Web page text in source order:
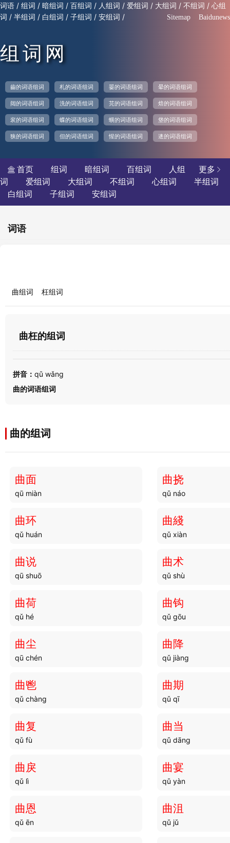
词语 / 组词 / 暗组词 / 百组词 / 人组词 / 爱组词 / 大组词 / 不组词 / 心组
词 / 半组词 / 白组词 / 子组词 / 安组词 / Sitemap Baidunews
组词网
齒的词语组词 札的词语组词 翣的词语组词 晕的词语组词
闼的词语组词 洗的词语组词 芫的词语组词 焙的词语组词
衮的词语组词 蝶的词语组词 蟥的词语组词 垡的词语组词
狭的词语组词 但的词语组词 惺的词语组词 逩的词语组词
更多 
 首页 组词 暗组词 百组词
人组
词
爱组词 大组词 不组词 心组词
半组词
白组词
子组词 安组词
词语
曲组词 枉组词
曲枉的组词
拼音： qǔ wǎng
曲的词语组词
曲的组词
曲面
qū miàn
曲挠
qǔ náo
曲环
qǔ huán
曲綫
qǔ xiàn
曲说
qū shuō
曲术
qǔ shù
曲荷
qǔ hé
曲钩
qǔ gōu
曲尘
qū chén
曲降
qǔ jiàng
曲鬯
qǔ chàng
曲期
qǔ qī
曲复
qǔ fù
曲当
qǔ dāng
曲戾
qǔ lì
曲宴
qǔ yàn
曲恩
qǔ ēn
曲沮
qǔ jǔ